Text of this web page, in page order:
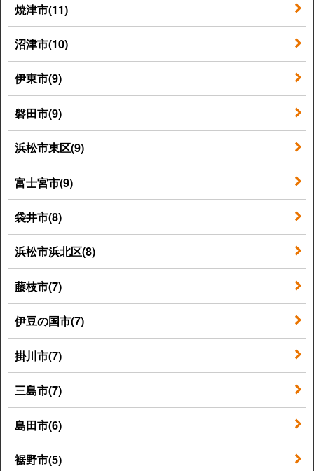
焼津市(11)
沼津市(10)
伊東市(9)
磐田市(9)
浜松市東区(9)
富士宮市(9)
袋井市(8)
浜松市浜北区(8)
藤枝市(7)
伊豆の国市(7)
掛川市(7)
三島市(7)
島田市(6)
裾野市(5)